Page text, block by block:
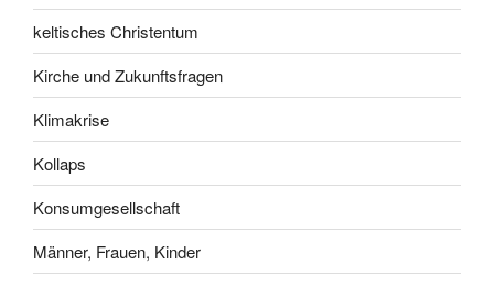
keltisches Christentum
Kirche und Zukunftsfragen
Klimakrise
Kollaps
Konsumgesellschaft
Männer, Frauen, Kinder